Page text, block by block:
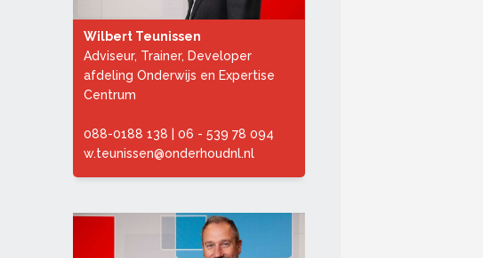
Wilbert Teunissen
Adviseur, Trainer, Developer
afdeling Onderwijs en Expertise
Centrum
088-0188 138
06 - 539 78 094
w.teunissen@onderhoudnl.nl